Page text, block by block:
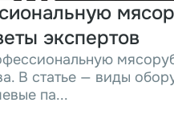
экспертов
В статье — виды
па...